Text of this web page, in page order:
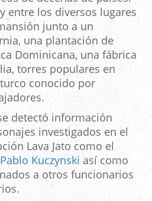
entre los diversos lugares
junto a un
una plantación de
Dominicana, una fábrica
torres populares en
conocido por
detectó información
investigados en el
Lava Jato como el
Kuczynski así como
a otros funcionarios